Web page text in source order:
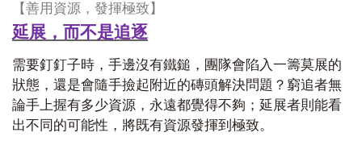
【善用資源，發揮極致】
延展 ， 而不是追逐
需要釘釘子時，手邊沒有鐵鎚，團隊會陷入一籌莫展的
狀態，還是會隨手撿起附近的磚頭解決問題？窮追者無
論手上握有多少資源，永遠都覺得不夠；延展者則能看
出不同的可能性，將既有資源發揮到極致。